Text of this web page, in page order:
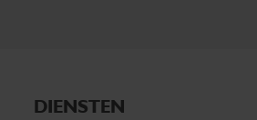
DIENSTEN